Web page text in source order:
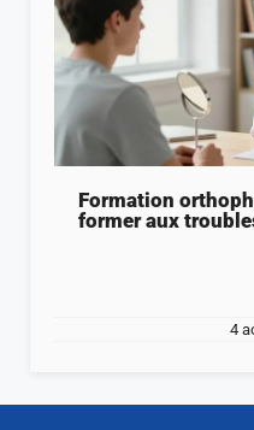
Formation
former aux
4